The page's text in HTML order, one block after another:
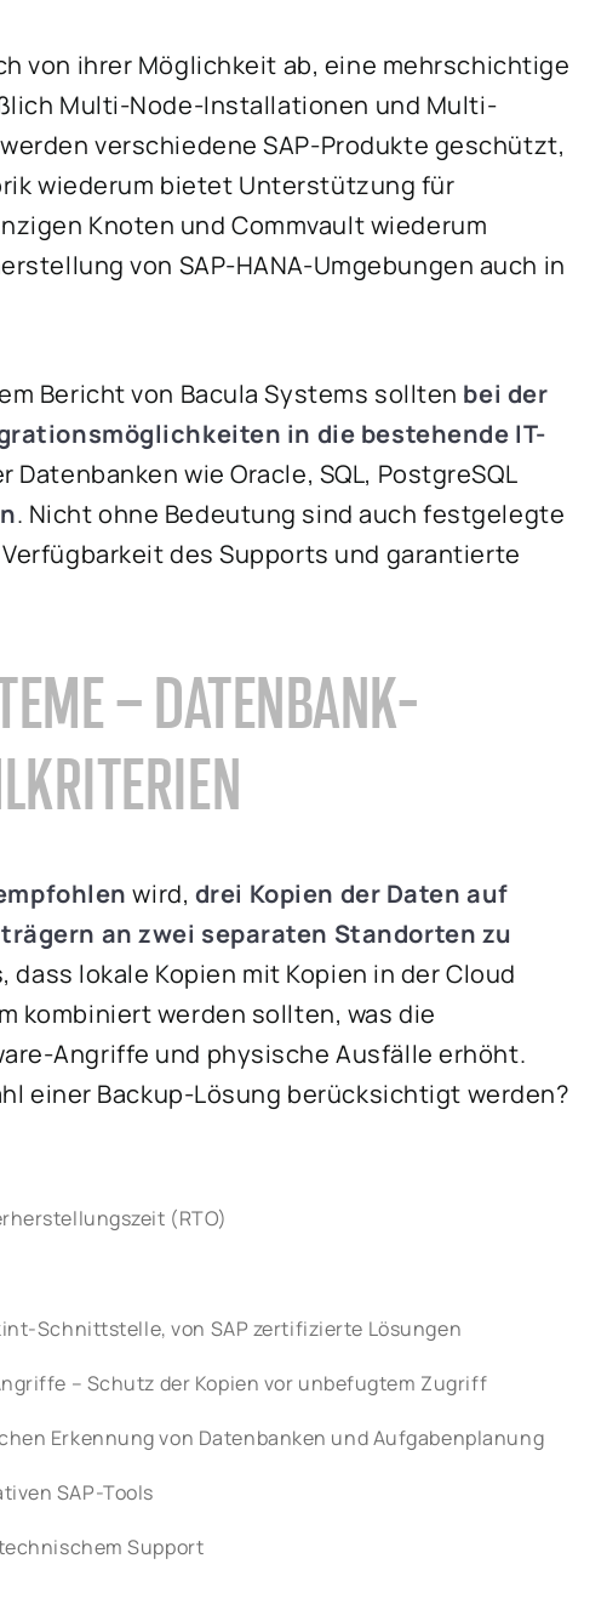
von ihrer Möglichkeit ab, eine mehrschichtige
Multi-Node-Installationen und Multi-
verschiedene SAP-Produkte geschützt,
wiederum bietet Unterstützung für
Knoten und Commvault wiederum
von SAP-HANA-Umgebungen auch in
Bericht von Bacula Systems sollten bei der
in die bestehende IT-
wie Oracle, SQL, PostgreSQL
. Nicht ohne Bedeutung sind auch festgelegte
des Supports und garantierte
– DATENBANK-
wird, drei Kopien der Daten auf
an zwei separaten Standorten zu
dass lokale Kopien mit Kopien in der Cloud
kombiniert werden sollten, was die
Angriffe und physische Ausfälle erhöht.
einer Backup-Lösung berücksichtigt werden?
(RTO)
Schnittstelle, von SAP zertifizierte Lösungen
– Schutz der Kopien vor unbefugtem Zugriff
Erkennung von Datenbanken und Aufgabenplanung
SAP-Tools
Support